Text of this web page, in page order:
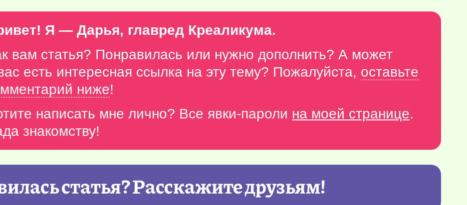
Я — Дарья, главред Креаликума.
вам статья? Понравилась или нужно дополнить? А может
есть интересная ссылка на эту тему? Пожалуйста, оставьте
ниже!
написать мне лично? Все явки-пароли на моей странице.
знакомству!
статья? Расскажите друзьям!